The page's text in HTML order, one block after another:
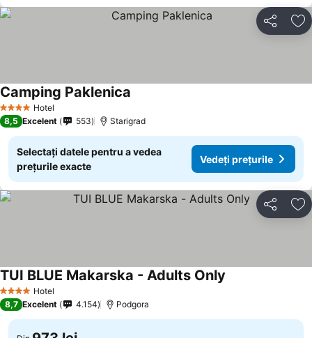
Distribuiți
4 Stele Hotel
Camping Paklenica
8,5 Excelent 553 Starigrad
Selectați datele pentru a vedea
prețurile exacte
Vedeți prețurile
Distribuiți
4 Stele Hotel
TUI BLUE Makarska - Adults Only
8,7 Excelent 4.154 Podgora